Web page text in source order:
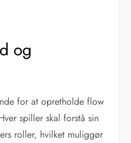
og
for at opretholde flow
spiller skal forstå sin
roller, hvilket muliggør